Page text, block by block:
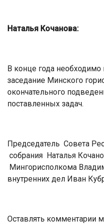
Наталья Кочанова:
В конце года
заседание Минского
окончательного
поставленных задач.
Председатель Совета
собрания Наталья
Мингорисполкома
внутренних дел Иван
Оставлять комментарии